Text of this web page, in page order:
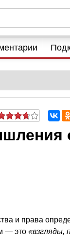
и права
— это «взгляды,